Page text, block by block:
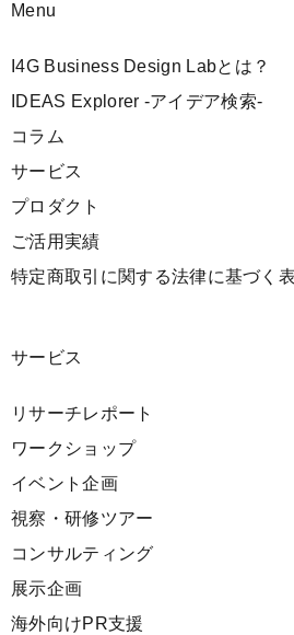
Menu
I4G Business Design Labとは？
IDEAS Explorer -アイデア検索-
コラム
サービス
プロダクト
ご活用実績
特定商取引に関する法律に基づく
サービス
リサーチレポート
ワークショップ
イベント企画
視察・研修ツアー
コンサルティング
展示企画
海外向けPR支援